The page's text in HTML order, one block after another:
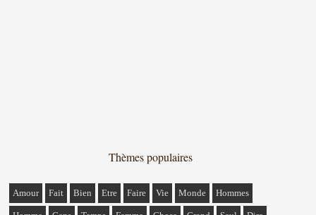
Thèmes populaires
Amour Fait Bien Etre Faire Vie Monde Hommes